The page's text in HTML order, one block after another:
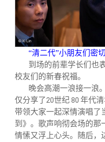
“清二代”小朋友们密
到场的前辈学长们也
校友们的新春祝福。
晚会高潮一浪接一浪
仅分享了20世纪80 年代
带领大家一起深情演唱了
到》。歌声响彻会场的那
情愫又浮上心头。随后，